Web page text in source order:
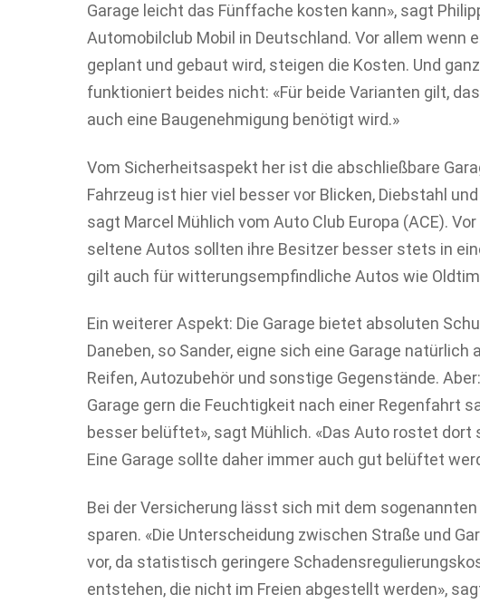
Garage leicht das Fünffache kosten kann», sagt
Automobilclub Mobil in Deutschland. Vor allem wenn
geplant und gebaut wird, steigen die Kosten. Und
funktioniert beides nicht: «Für beide Varianten gilt,
auch eine Baugenehmigung benötigt wird.»
Vom Sicherheitsaspekt her ist die abschließbare
Fahrzeug ist hier viel besser vor Blicken, Diebstahl
sagt Marcel Mühlich vom Auto Club Europa (ACE).
seltene Autos sollten ihre Besitzer besser stets in
gilt auch für witterungsempfindliche Autos wie
Ein weiterer Aspekt: Die Garage bietet absoluten
Daneben, so Sander, eigne sich eine Garage
Reifen, Autozubehör und sonstige Gegenstände.
Garage gern die Feuchtigkeit nach einer Regenfahrt
besser belüftet», sagt Mühlich. «Das Auto rostet dort
Eine Garage sollte daher immer auch gut belüftet
Bei der Versicherung lässt sich mit dem sogenannten
sparen. «Die Unterscheidung zwischen Straße und
vor, da statistisch geringere
entstehen, die nicht im Freien abgestellt werden»,